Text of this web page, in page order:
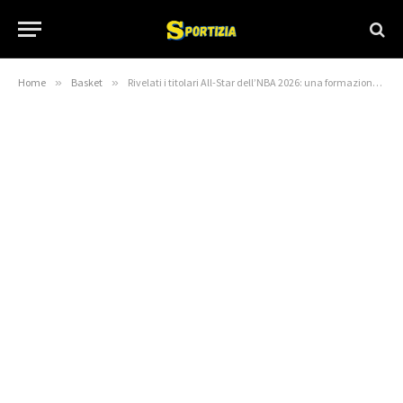
Home » Basket » Rivelati i titolari All-Star dell’NBA 2026: una formazione costellata di stelle – Basketball Insiders